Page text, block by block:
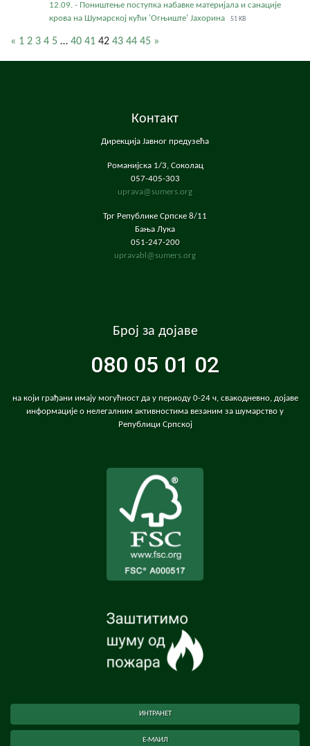
12.09. - Поништење поступка набавке материјала и санације
крова на Шумарској кући 'Огњиште' Јахорина
51 KB
« 1 2 3 4 5 … 40 41 42 43 44 45 »
Контакт
Дирекција Јавног предузећа
Романијска 1/3, Соколац
057-405-303
uprava@sumers.org
Трг Републике Српске 8/11
Бања Лука
051-247-200
upravabl@sumers.org
Број за дојаве
080 05 01 02
на који грађани имају могућност да у периоду 0-24 ч, свакодневно, дојаве
информације о нелегалним активностима везаним за шумарство у
Републици Српској
ИНТРАНЕТ
Е-МАИЛ